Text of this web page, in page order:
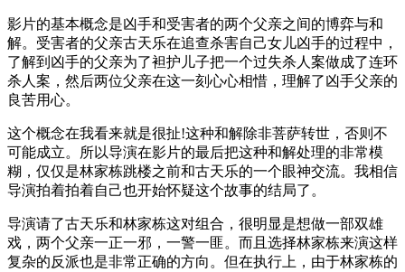
影片的基本概念是凶手和受害者的两个父亲之间的博弈与和
解。受害者的父亲古天乐在追查杀害自己女儿凶手的过程中，
了解到凶手的父亲为了袒护儿子把一个过失杀人案做成了连环
杀人案，然后两位父亲在这一刻心心相惜，理解了凶手父亲的
良苦用心。
这个概念在我看来就是很扯!这种和解除非菩萨转世，否则不
可能成立。所以导演在影片的最后把这种和解处理的非常模
糊，仅仅是林家栋跳楼之前和古天乐的一个眼神交流。我相信
导演拍着拍着自己也开始怀疑这个故事的结局了。
导演请了古天乐和林家栋这对组合，很明显是想做一部双雄
戏，两个父亲一正一邪，一警一匪。而且选择林家栋来演这样
复杂的反派也是非常正确的方向。但在执行上，由于林家栋的